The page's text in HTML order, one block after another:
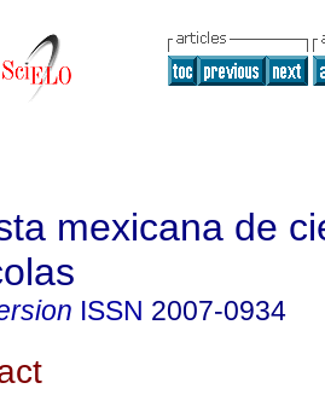
mexicana de
ISSN 2007-0934